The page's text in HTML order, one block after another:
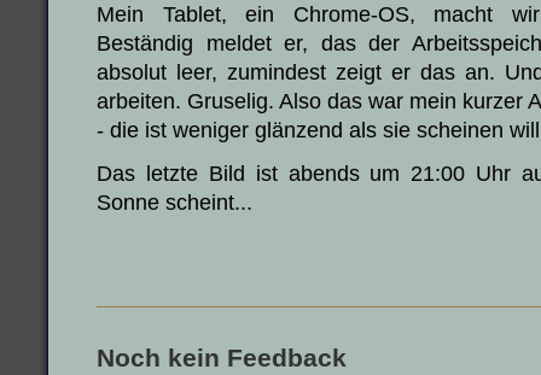
Mein Tablet, ein Chrome-OS, macht
Beständig meldet er, das der
absolut leer, zumindest zeigt er das an.
arbeiten. Gruselig. Also das war mein kurzer
- die ist weniger glänzend als sie scheinen
Das letzte Bild ist abends um 21:00 Uhr
Sonne scheint...
Noch kein Feedback